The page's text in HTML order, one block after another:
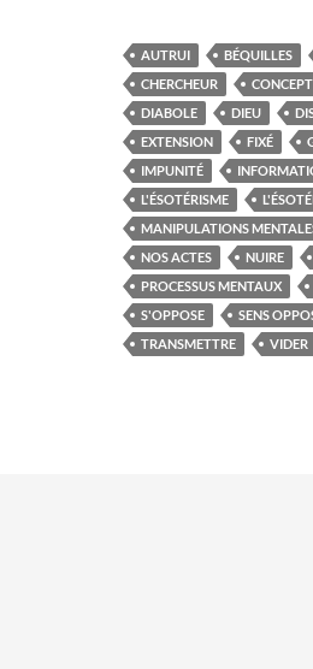
AUTRUI BÉQUILLES
CHERCHEUR
CONCEPT
DIABOLE
DIEU
EXTENSION
FIXÉ
IMPUNITÉ
L'ÉSOTÉRISME
MANIPULATIONS
NOS ACTES
NUIRE
PROCESSUS MENTAUX
S'OPPOSE
SENS
TRANSMETTRE
VIDER